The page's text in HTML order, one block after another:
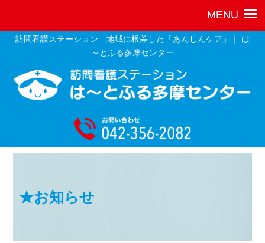
訪問看護ステーション 地域に根差した「あんしんケア」｜ は
～とふる多摩センター
★お知らせ